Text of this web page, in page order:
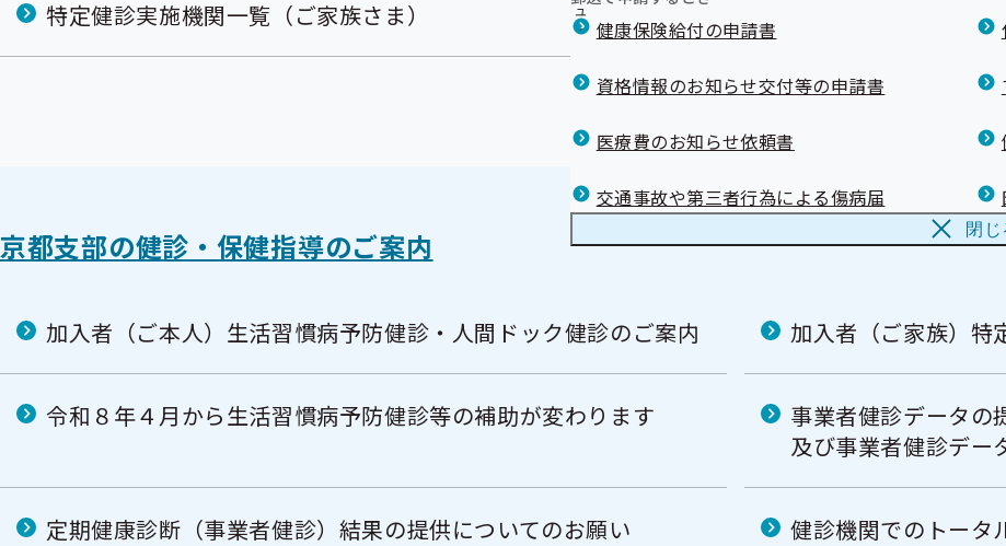
ュ
ー 健康保険給付の申請書
資格情報のお知らせ交付等の申請書
医療費のお知らせ依頼書
交通事故や第三者行為による傷病届
閉じ
特定健診実施機関一覧（ご家族さま）
京都支部の健診・保健指導のご案内
加入者（ご本人）生活習慣病予防健診・人間ドック健診のご案内 加入者（ご家族）特
令和８年４月から生活習慣病予防健診等の補助が変わります
事業者健診データの
及び事業者健診デー
定期健康診断（事業者健診）結果の提供についてのお願い 健診機関でのトータ